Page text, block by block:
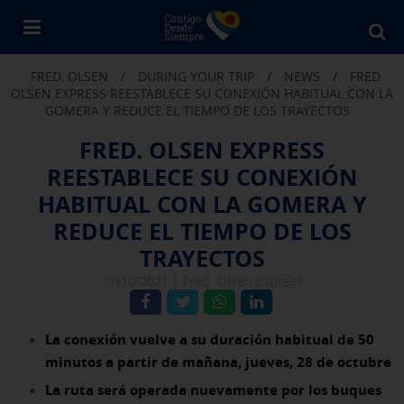
FRED. OLSEN / DURING YOUR TRIP / NEWS /
FRED.
OLSEN EXPRESS REESTABLECE SU CONEXIÓN HABITUAL CON LA
GOMERA Y REDUCE EL TIEMPO DE LOS TRAYECTOS
FRED. OLSEN EXPRESS
REESTABLECE SU CONEXIÓN
HABITUAL CON LA GOMERA Y
REDUCE EL TIEMPO DE LOS
TRAYECTOS
La conexión vuelve a su duración habitual de 50
minutos a partir de mañana, jueves, 28 de octubre
La ruta será operada nuevamente por los buques